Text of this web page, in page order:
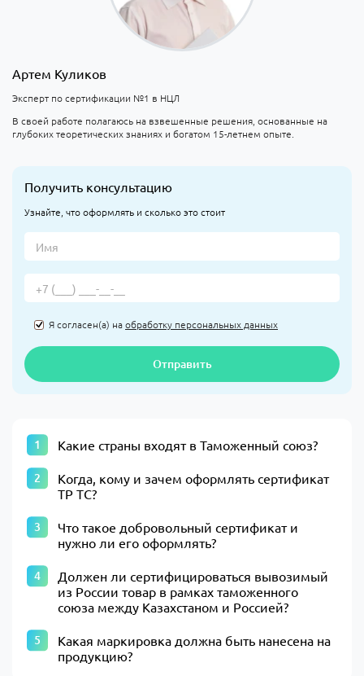
Артем Куликов
Эксперт по сертификации №1 в НЦЛ
В своей работе полагаюсь на взвешенные решения, основанные на
глубоких теоретических знаниях и богатом 15-летнем опыте.
Получить консультацию
Узнайте, что оформлять и сколько это стоит
Я согласен(а) наобработку персональных данных
Отправить
Какие страны входят в Таможенный союз?
Когда, кому и зачем оформлять сертификат
ТР ТС?
Что такое добровольный сертификат и
нужно ли его оформлять?
Должен ли сертифицироваться вывозимый
из России товар в рамках таможенного
союза между Казахстаном и Россией?
Какая маркировка должна быть нанесена на
продукцию?